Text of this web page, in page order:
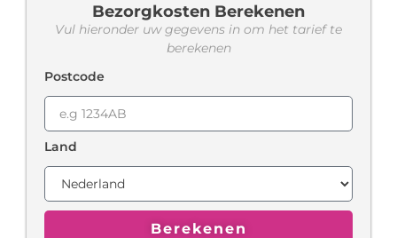
Bezorgkosten Berekenen
Vul hieronder uw gegevens in om het tarief te
berekenen
Postcode
Land
Berekenen